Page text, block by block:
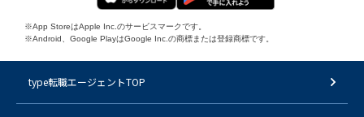
※App StoreはApple Inc.のサービスマークです。
※Android、Google PlayはGoogle Inc.の商標または登録商標です。
type転職エージェントTOP